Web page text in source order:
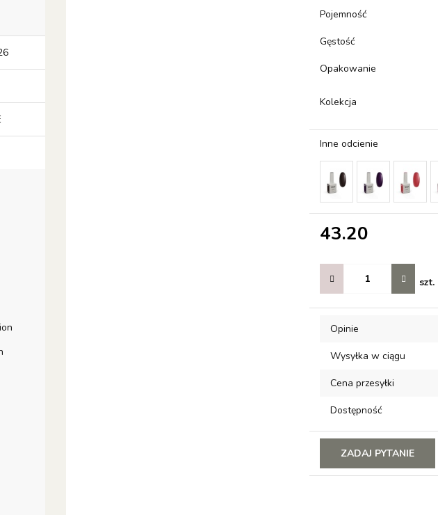
Pojemność
Gęstość
Opakowanie
Kolekcja
Inne odcienie
43.20
szt.
Opinie
Wysyłka w ciągu
Cena przesyłki
Dostępność
ZADAJ PYTANIE